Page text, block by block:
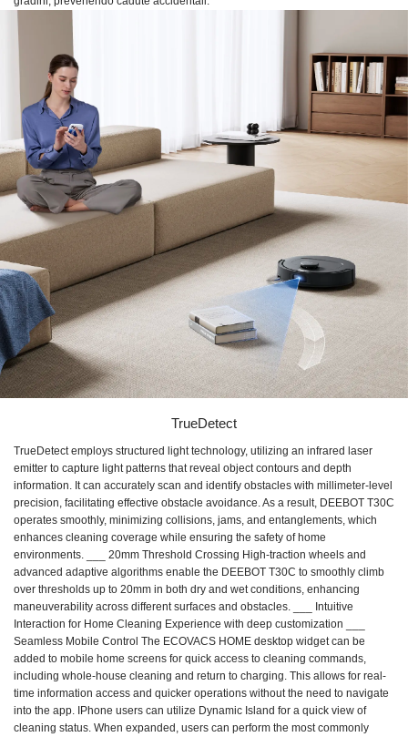
TrueDetect
TrueDetect employs structured light technology, utilizing an infrared laser
emitter to capture light patterns that reveal object contours and depth
information. It can accurately scan and identify obstacles with millimeter-level
precision, facilitating effective obstacle avoidance. As a result, DEEBOT T30C
operates smoothly, minimizing collisions, jams, and entanglements, which
enhances cleaning coverage while ensuring the safety of home
environments. ___ 20mm Threshold Crossing High-traction wheels and
advanced adaptive algorithms enable the DEEBOT T30C to smoothly climb
over thresholds up to 20mm in both dry and wet conditions, enhancing
maneuverability across different surfaces and obstacles. ___ Intuitive
Interaction for Home Cleaning Experience with deep customization ___
Seamless Mobile Control The ECOVACS HOME desktop widget can be
added to mobile home screens for quick access to cleaning commands,
including whole-house cleaning and return to charging. This allows for real-
time information access and quicker operations without the need to navigate
into the app. IPhone users can utilize Dynamic Island for a quick view of
cleaning status. When expanded, users can perform the most commonly